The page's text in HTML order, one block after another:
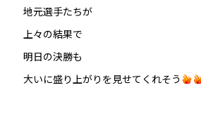
地元選手たちが
上々の結果で
明日の決勝も
大いに盛り上がりを見せてくれそう